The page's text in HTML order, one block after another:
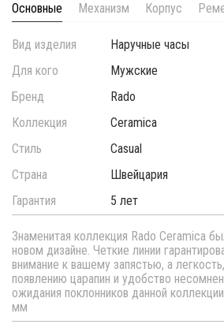
Основные Механизм Корпус
Вид изделия
Наручные часы
Для кого
Мужские
Бренд
Rado
Коллекция
Ceramica
Стиль
Casual
Страна
Швейцария
Гарантия
5 лет
Знаменитая коллекция Rado Ceramica
новом дизайне. Четкие линии
внимание к вашему запястью, а
появлению царапин и удобство
ожидания поклонников данной
мм